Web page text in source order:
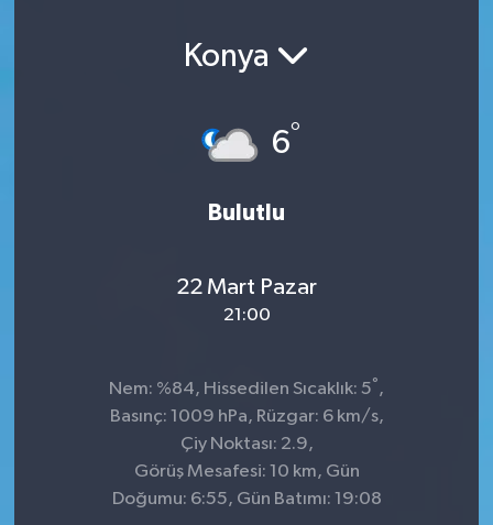
Konya
6°
Bulutlu
22 Mart Pazar
21:00
Nem: %84, Hissedilen Sıcaklık: 5° ,
Basınç: 1009 hPa, Rüzgar: 6 km/s,
Çiy Noktası: 2.9,
Görüş Mesafesi: 10 km, Gün
Doğumu: 6:55, Gün Batımı: 19:08